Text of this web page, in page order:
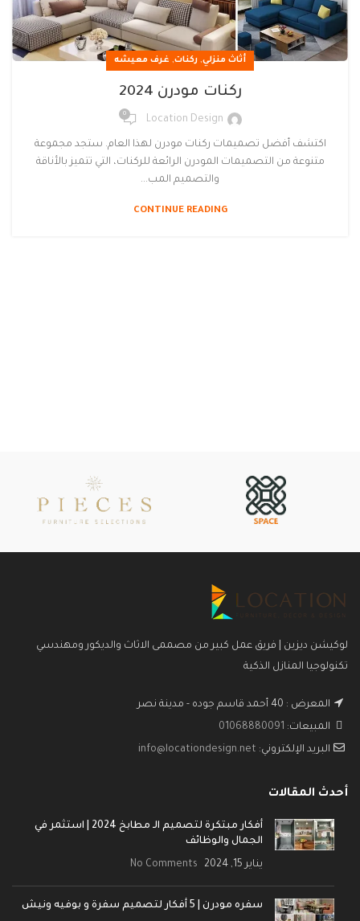
أثاث منزلي, ركنات, غرف معيشه
ركنات مودرن 2024
Location Design
0
اكتشف أفضل تصميمات ركنات مودرن لهذا العام. ستجد مجموعة
متنوعة من التصميمات المودرن الرائعة للركنات، التي تتميز بالأناقة
والتصميم المب...
CONTINUE READING
لوكيشن ديزين | فريق عمل كبير من مصممى الاثاث والديكور ومهندسي
تكنولوجيا المنازل الذكية
المعرض : 40 أحمد قاسم جوده - مدينة نصر
المبيعات: 01068880091
البريد الإلكتروني: info@locationdesign.net
أحدث المقالات
أفكار مبتكرة لتصميم الـ مطابخ 2024 | استثمر في
الجمال والوظائف
يناير 15, 2024 No Comments
سفره مودرن | 5 أفكار لتصميم سفرة و بوفيه ونيش